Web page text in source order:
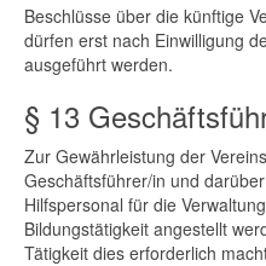
Beschlüsse über die künftige
dürfen erst nach Einwilligung
ausgeführt werden.
§ 13
Zur Gewährleistung der
Geschäftsführer/in und
Hilfspersonal für die
Bildungstätigkeit angestellt
Tätigkeit dies erforderlich